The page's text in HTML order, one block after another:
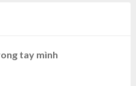
tay mình